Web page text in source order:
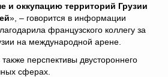
и оккупацию территорий Грузии
», – говорится в информации
французского коллегу за
на международной арене.
перспективы двустороннего
сферах.